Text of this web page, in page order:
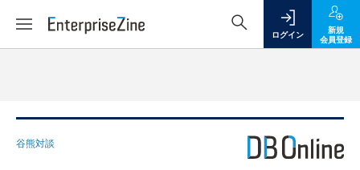
ログイン
新規
会員登録
谷熊対談